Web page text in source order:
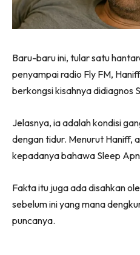
Baru-baru ini, tular satu
penyampai radio Fly FM,
berkongsi kisahnya didiagnos
Jelasnya, ia adalah kondisi
dengan tidur. Menurut Haniff,
kepadanya bahawa Sleep
Fakta itu juga ada disahkan
sebelum ini yang mana
puncanya.